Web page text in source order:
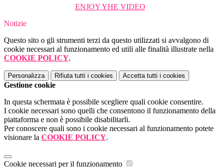
ENJOY YHE VIDEO
Notizie
Questo sito o gli strumenti terzi da questo utilizzati si avvalgono di
cookie necessari al funzionamento ed utili alle finalità illustrate nella
COOKIE POLICY.
Personalizza Rifiuta tutti i cookies Accetta tutti i cookies
Gestione cookie
In questa schermata è possibile scegliere quali cookie consentire.
I cookie necessari sono quelli che consentono il funzionamento della
piattaforma e non è possibile disabilitarli.
Per conoscere quali sono i cookie necessari al funzionamento potete
visionare la COOKIE POLICY.
Cookie necessari per il funzionamento